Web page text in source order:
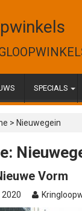
SPECIALS
> Nieuwegein
Vorm